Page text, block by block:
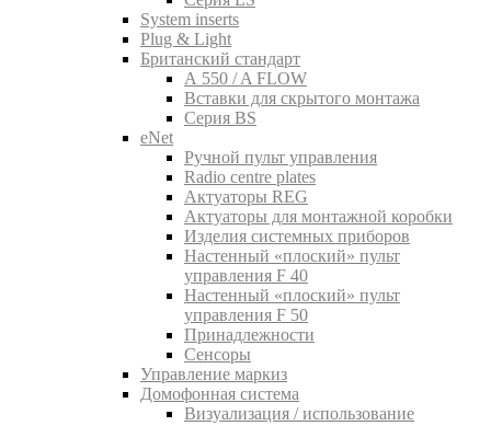
System inserts
Plug & Light
Британский стандарт
A 550 / A FLOW
Вставки для скрытого монтажа
Серия BS
eNet
Pучной пульт управления
Radio centre plates
Актуаторы REG
Актуаторы для монтажной коробки
Изделия системных приборов
Настенный «плоский» пульт
управления F 40
Настенный «плоский» пульт
управления F 50
Принадлежности
Сенсоры
Управление маркиз
Домофонная система
Визуализация / использование